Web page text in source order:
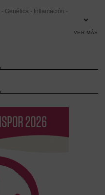
- Genética - Inflamación -
VER MÁS